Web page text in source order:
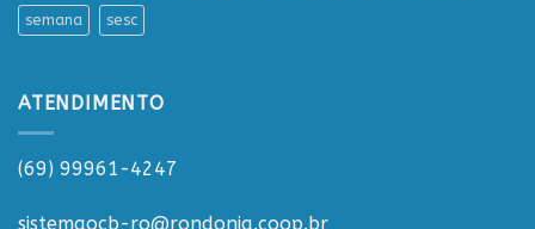
semana sesc
ATENDIMENTO
(69) 99961-4247
sistemaocb-ro@rondonia.coop.br